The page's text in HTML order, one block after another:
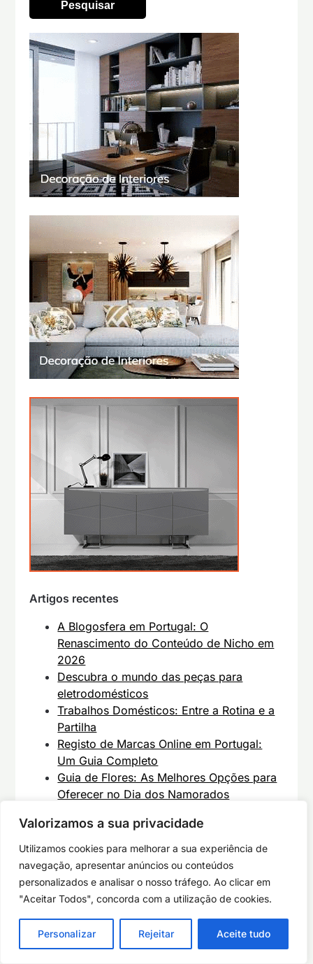
Valorizamos a sua privacidade
Utilizamos cookies para melhorar a sua experiência de
navegação, apresentar anúncios ou conteúdos
personalizados e analisar o nosso tráfego. Ao clicar em
"Aceitar Todos", concorda com a utilização de cookies.
Personalizar Rejeitar Aceite tudo
Artigos recentes
A Blogosfera em Portugal: O
Renascimento do Conteúdo de Nicho em
2026
Descubra o mundo das peças para
eletrodomésticos
Trabalhos Domésticos: Entre a Rotina e a
Partilha
Registo de Marcas Online em Portugal:
Um Guia Completo
Guia de Flores: As Melhores Opções para
Oferecer no Dia dos Namorados
TRABALHAR COM UM ARQUITETO – VALE
A PENA?
Renove o Roupeiro ou Closet e torne o
quarto mais acolhedor
Porque é que os clientes preferem
7 Dicas de como escolher um perfume
Vantagens dos Painéis de Madeira